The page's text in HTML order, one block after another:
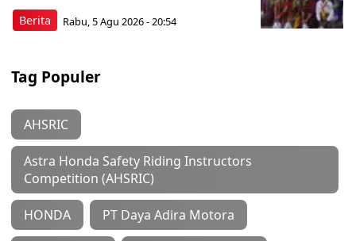
Berita Rabu, 5 Agu 2026 - 20:54
Tag Populer
AHSRIC
Astra Honda Safety Riding Instructors
Competition (AHSRIC)
HONDA PT Daya Adira Motora